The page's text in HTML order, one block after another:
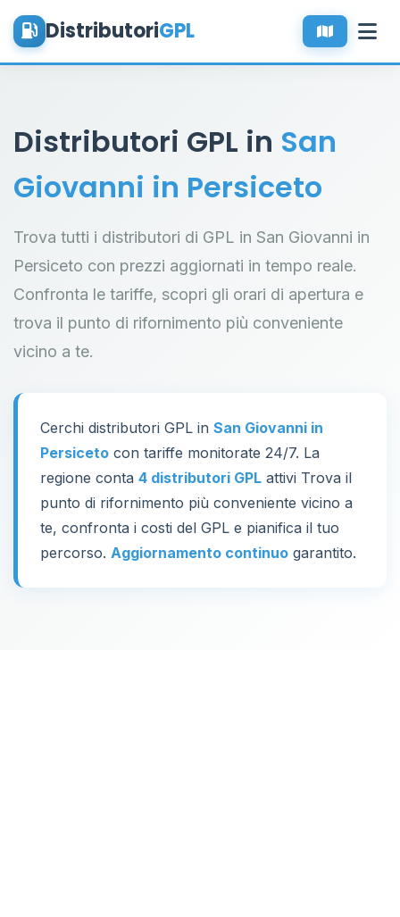
DistributoriGPL
Distributori GPL in San
Giovanni in Persiceto
Trova tutti i distributori di GPL in San Giovanni in
Persiceto con prezzi aggiornati in tempo reale.
Confronta le tariffe, scopri gli orari di apertura e
trova il punto di rifornimento più conveniente
vicino a te.
Cerchi distributori GPL in San Giovanni in
Persiceto con tariffe monitorate 24/7. La
regione conta 4 distributori GPL attivi Trova il
punto di rifornimento più conveniente vicino a
te, confronta i costi del GPL e pianifica il tuo
percorso. Aggiornamento continuo garantito.